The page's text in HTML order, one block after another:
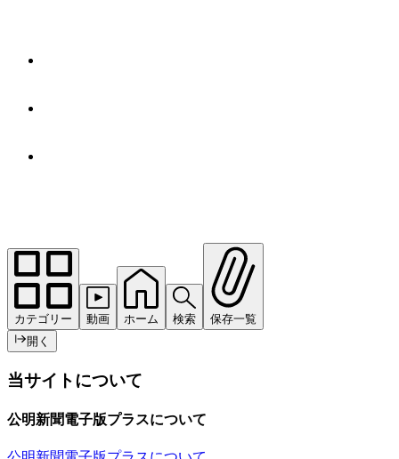
カテゴリー 動画 ホーム 検索
保存一覧
開く
当サイトについて
公明新聞電子版プラスについて